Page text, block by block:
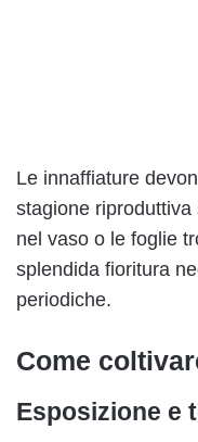
Le innaffiature
stagione
nel vaso o le foglie
splendida fioritura
periodiche.
Come
Esposizione e